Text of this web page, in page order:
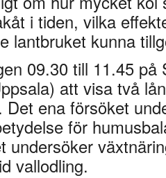
i tiden, vilka
lantbruket kunna
09.30 till 11.45
att visa två
Det ena försöket
för
undersöker
vallodling.